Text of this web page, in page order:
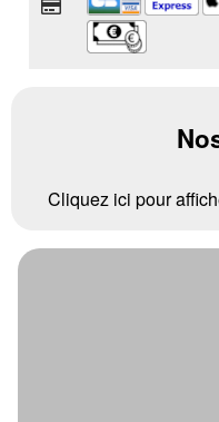
Cliquez ici pour